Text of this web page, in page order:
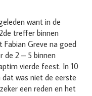
want in de
treffer binnen
Greve na goed
de 2 – 5 binnen
vierde feest. In 10
was niet de eerste
een reden en het